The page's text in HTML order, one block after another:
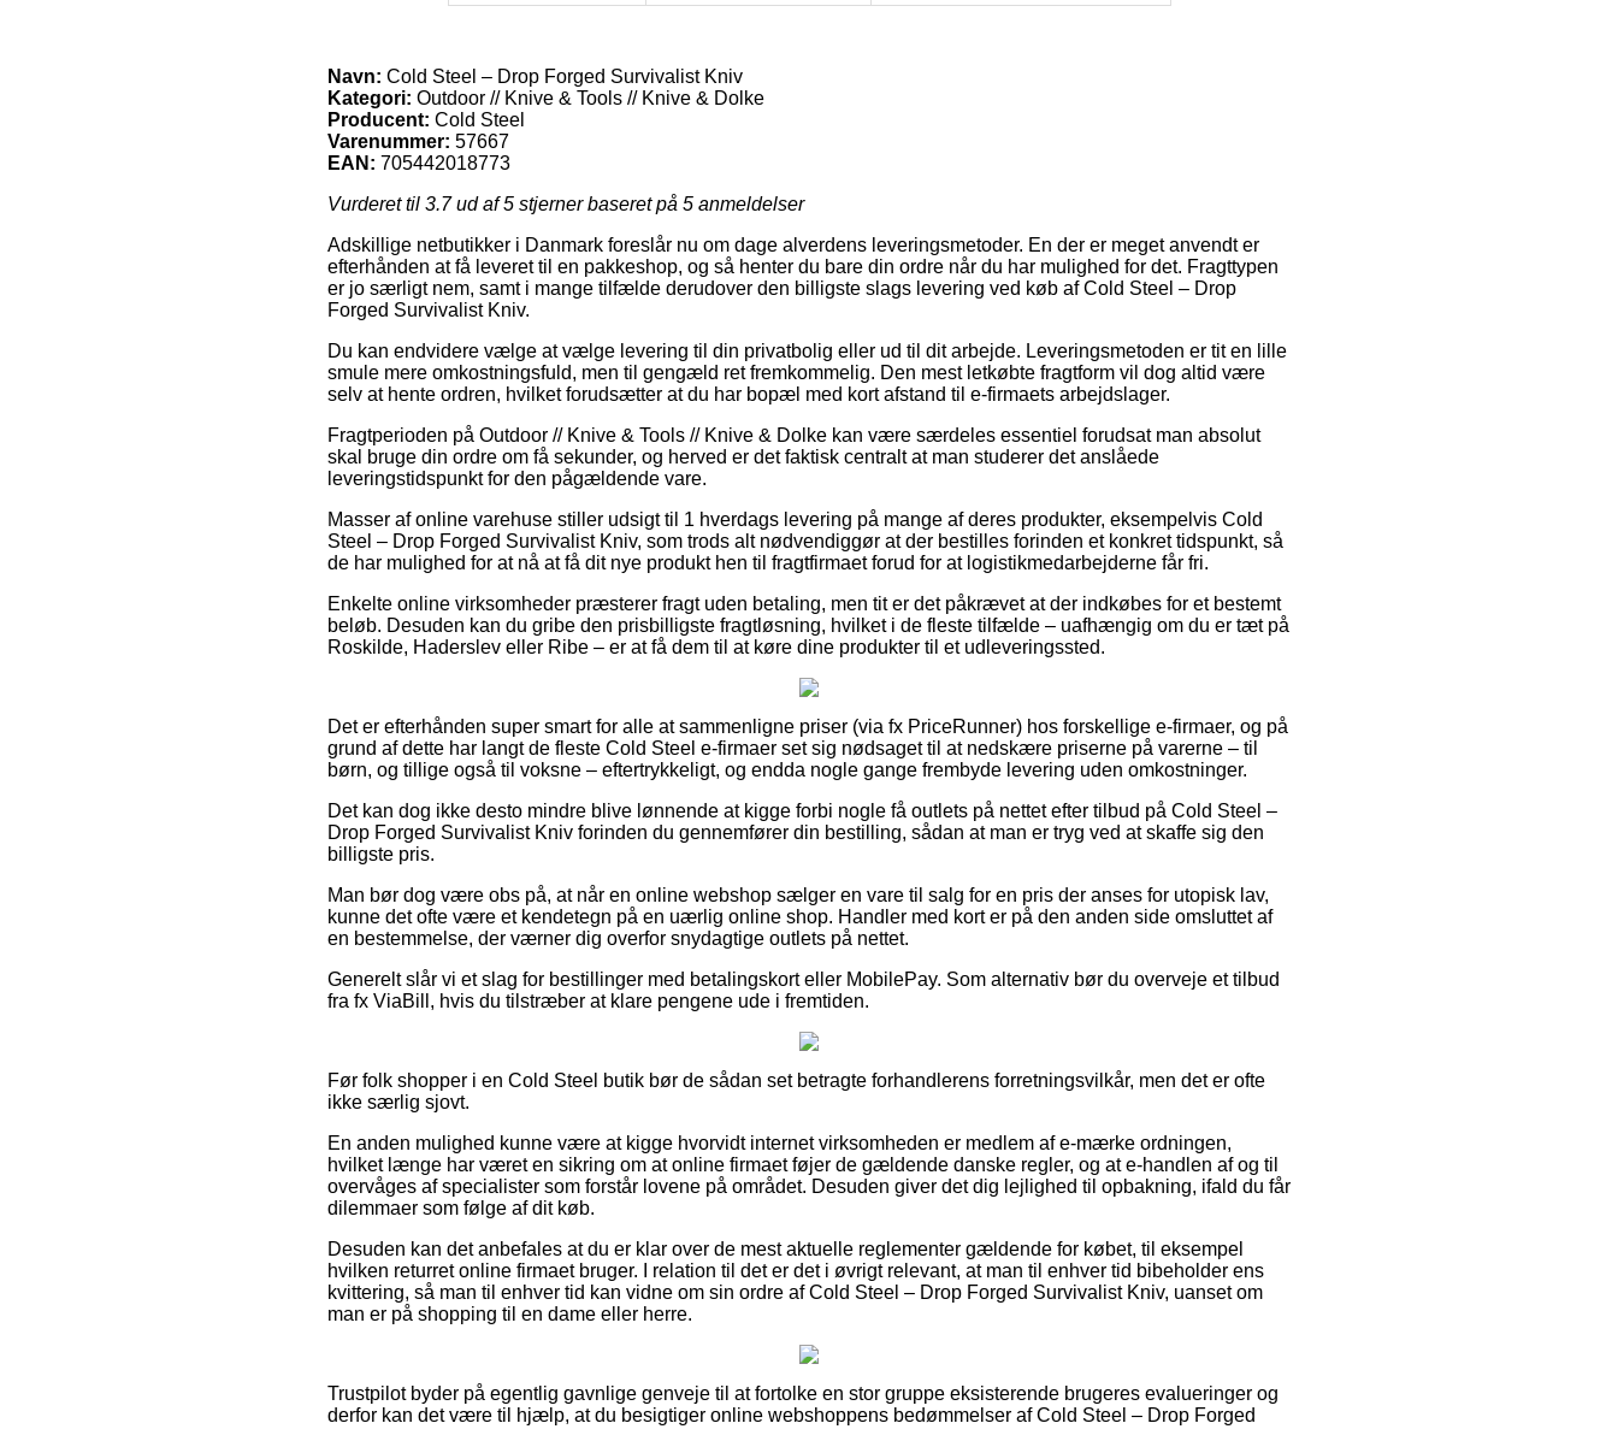
Navn: Cold Steel – Drop Forged Survivalist Kniv
Kategori: Outdoor // Knive & Tools // Knive & Dolke
Producent: Cold Steel
Varenummer: 57667
EAN: 705442018773
Vurderet til 3.7ud af 5 stjerner baseret på 5 anmeldelser
Adskillige netbutikker i Danmark foreslår nu om dage alverdens leveringsmetoder. En der er meget anvendt er
efterhånden at få leveret til en pakkeshop, og så henter du bare din ordre når du har mulighed for det. Fragttypen
er jo særligt nem, samt i mange tilfælde derudover den billigste slags levering ved køb af Cold Steel – Drop
Forged Survivalist Kniv.
Du kan endvidere vælge at vælge levering til din privatbolig eller ud til dit arbejde. Leveringsmetoden er tit en lille
smule mere omkostningsfuld, men til gengæld ret fremkommelig. Den mest letkøbte fragtform vil dog altid være
selv at hente ordren, hvilket forudsætter at du har bopæl med kort afstand til e-firmaets arbejdslager.
Fragtperioden på Outdoor // Knive & Tools // Knive & Dolke kan være særdeles essentiel forudsat man absolut
skal bruge din ordre om få sekunder, og herved er det faktisk centralt at man studerer det anslåede
leveringstidspunkt for den pågældende vare.
Masser af online varehuse stiller udsigt til 1 hverdags levering på mange af deres produkter, eksempelvis Cold
Steel – Drop Forged Survivalist Kniv, som trods alt nødvendiggør at der bestilles forinden et konkret tidspunkt, så
de har mulighed for at nå at få dit nye produkt hen til fragtfirmaet forud for at logistikmedarbejderne får fri.
Enkelte online virksomheder præsterer fragt uden betaling, men tit er det påkrævet at der indkøbes for et bestemt
beløb. Desuden kan du gribe den prisbilligste fragtløsning, hvilket i de fleste tilfælde – uafhængig om du er tæt på
Roskilde, Haderslev eller Ribe – er at få dem til at køre dine produkter til et udleveringssted.
Det er efterhånden super smart for alle at sammenligne priser (via fx PriceRunner) hos forskellige e-firmaer, og på
grund af dette har langt de fleste Cold Steel e-firmaer set sig nødsaget til at nedskære priserne på varerne – til
børn, og tillige også til voksne – eftertrykkeligt, og endda nogle gange frembyde levering uden omkostninger.
Det kan dog ikke desto mindre blive lønnende at kigge forbi nogle få outlets på nettet efter tilbud på Cold Steel –
Drop Forged Survivalist Kniv forinden du gennemfører din bestilling, sådan at man er tryg ved at skaffe sig den
billigste pris.
Man bør dog være obs på, at når en online webshop sælger en vare til salg for en pris der anses for utopisk lav,
kunne det ofte være et kendetegn på en uærlig online shop. Handler med kort er på den anden side omsluttet af
en bestemmelse, der værner dig overfor snydagtige outlets på nettet.
Generelt slår vi et slag for bestillinger med betalingskort eller MobilePay. Som alternativ bør du overveje et tilbud
fra fx ViaBill, hvis du tilstræber at klare pengene ude i fremtiden.
Før folk shopper i en Cold Steel butik bør de sådan set betragte forhandlerens forretningsvilkår, men det er ofte
ikke særlig sjovt.
En anden mulighed kunne være at kigge hvorvidt internet virksomheden er medlem af e-mærke ordningen,
hvilket længe har været en sikring om at online firmaet føjer de gældende danske regler, og at e-handlen af og til
overvåges af specialister som forstår lovene på området. Desuden giver det dig lejlighed til opbakning, ifald du får
dilemmaer som følge af dit køb.
Desuden kan det anbefales at du er klar over de mest aktuelle reglementer gældende for købet, til eksempel
hvilken returret online firmaet bruger. I relation til det er det i øvrigt relevant, at man til enhver tid bibeholder ens
kvittering, så man til enhver tid kan vidne om sin ordre af Cold Steel – Drop Forged Survivalist Kniv, uanset om
man er på shopping til en dame eller herre.
Trustpilot byder på egentlig gavnlige genveje til at fortolke en stor gruppe eksisterende brugeres evalueringer og
derfor kan det være til hjælp, at du besigtiger online webshoppens bedømmelser af Cold Steel – Drop Forged